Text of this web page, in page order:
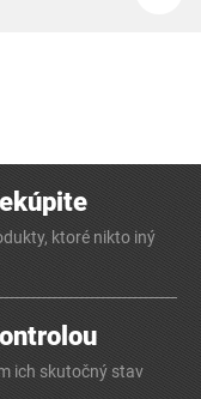
ktoré nikto iný
ich skutočný stav